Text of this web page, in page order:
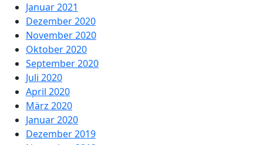
Januar 2021
Dezember 2020
November 2020
Oktober 2020
September 2020
Juli 2020
April 2020
März 2020
Januar 2020
Dezember 2019